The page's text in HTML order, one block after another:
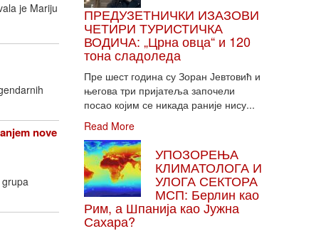
je Mariju
nove
ПРЕДУЗЕТНИЧКИ ИЗАЗОВИ
ЧЕТИРИ ТУРИСТИЧКА
ВОДИЧА: „Црна овца“ и 120
тона сладоледа
Пре шест година су Зоран Јевтовић и
његова три пријатеља започели
посао којим се никада раније нису...
Read More
УПОЗОРЕЊА
КЛИМАТОЛОГА И
УЛОГА СЕКТОРА
МСП: Берлин као
Рим, а Шпанија као Јужна
Сахара?